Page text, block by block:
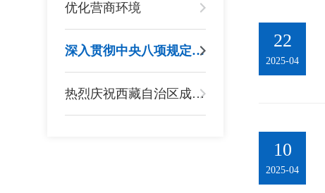
优化营商环境
深入贯彻中央八项规定精神学习教育
热烈庆祝西藏自治区成立60周年
22
2025-04
10
2025-04